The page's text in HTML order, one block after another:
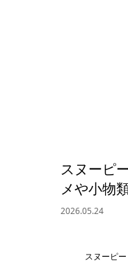
スヌーピ
メや小物
2026.05.24
スヌーピー